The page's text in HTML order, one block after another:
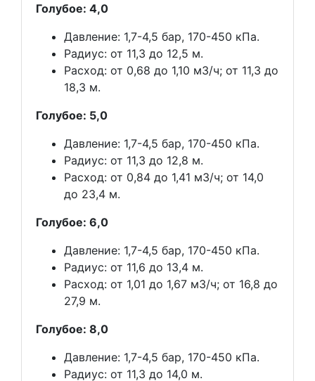
Голубое: 4,0
Давление: 1,7-4,5 бар, 170-450 кПа.
Радиус: от 11,3 до 12,5 м.
Расход: от 0,68 до 1,10 м3/ч; от 11,3 до
18,3 м.
Голубое: 5,0
Давление: 1,7-4,5 бар, 170-450 кПа.
Радиус: от 11,3 до 12,8 м.
Расход: от 0,84 до 1,41 м3/ч; от 14,0
до 23,4 м.
Голубое: 6,0
Давление: 1,7-4,5 бар, 170-450 кПа.
Радиус: от 11,6 до 13,4 м.
Расход: от 1,01 до 1,67 м3/ч; от 16,8 до
27,9 м.
Голубое: 8,0
Давление: 1,7-4,5 бар, 170-450 кПа.
Радиус: от 11,3 до 14,0 м.